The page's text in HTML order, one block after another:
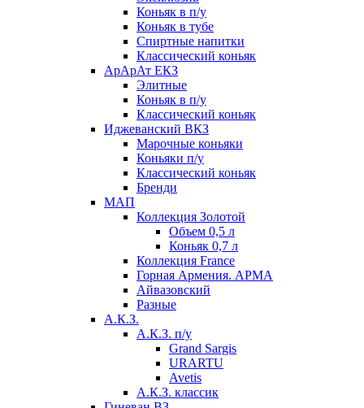
Коньяк в п/у
Коньяк в тубе
Спиртные напитки
Классический коньяк
АрАрАт ЕКЗ
Элитные
Коньяк в п/у
Классический коньяк
Иджеванский ВКЗ
Марочные коньяки
Коньяки п/у
Классический коньяк
Бренди
МАП
Коллекция Золотой
Объем 0,5 л
Коньяк 0,7 л
Коллекция France
Горная Армения. АРМА
Айвазовский
Разные
А.К.З.
А.К.З. п/у
Grand Sargis
URARTU
Avetis
А.К.З. классик